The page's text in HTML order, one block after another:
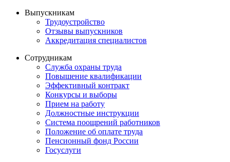
Выпускникам
Трудоустройство
Отзывы выпускников
Аккредитация специалистов
Сотрудникам
Служба охраны труда
Повышение квалификации
Эффективный контракт
Конкурсы и выборы
Прием на работу
Должностные инструкции
Система поощрений работников
Положение об оплате труда
Пенсионный фонд России
Госуслуги